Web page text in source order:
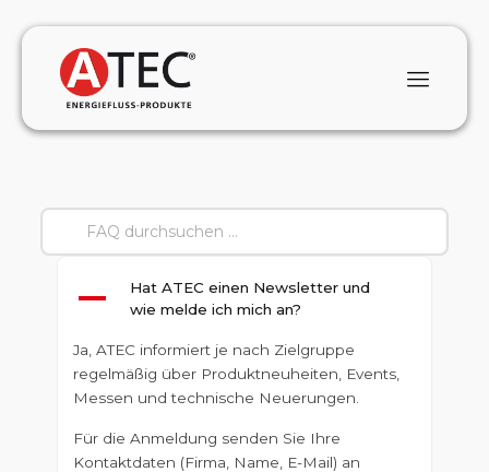
A
Hat ATEC einen Newsletter und
wie melde ich mich an?
Ja, ATEC informiert je nach Zielgruppe
regelmäßig über Produktneuheiten, Events,
Messen und technische Neuerungen.
Für die Anmeldung senden Sie Ihre
Kontaktdaten (Firma, Name, E-Mail) an